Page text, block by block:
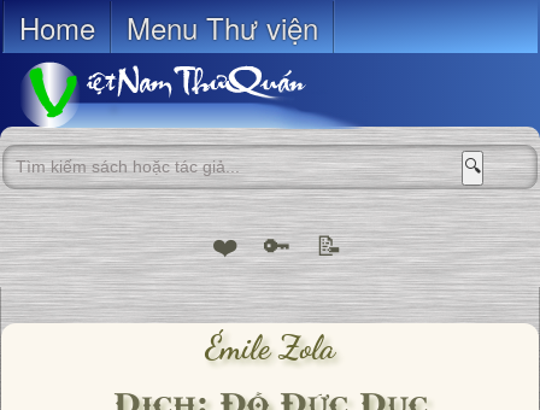
Home Menu Thư viện
🔍
❤️ 🔑 📝
Émile Zola
Dịch: Đỗ Đức Dục